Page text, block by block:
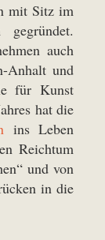
mit Sitz im
gegründet.
auch
Anhalt und
für Kunst
hat die
ins Leben
Reichtum
und von
in die